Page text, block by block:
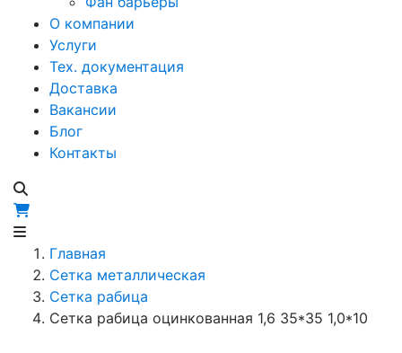
О компании
Услуги
Тех. документация
Доставка
Вакансии
Блог
Контакты
Главная
Сетка металлическая
Сетка рабица
Сетка рабица оцинкованная 1,6 35*35 1,0*10